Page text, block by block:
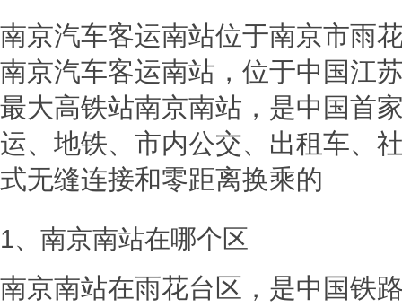
南京汽车客运南站位于南京市雨
南京汽车客运南站，位于中国江
最大高铁站南京南站，是中国首
运、地铁、市内公交、出租车、
式无缝连接和零距离换乘的
1、南京南站在哪个区
南京南站在雨花台区，是中国铁